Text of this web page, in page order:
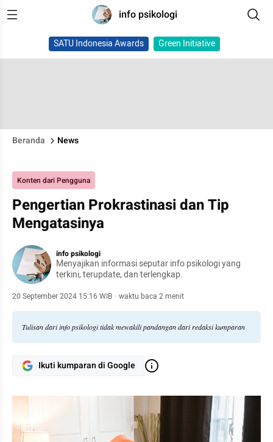
info psikologi
SATU Indonesia Awards Green Initiative
Beranda News
Konten dari Pengguna
Pengertian Prokrastinasi dan Tip
Mengatasinya
info psikologi
Menyajikan informasi seputar info psikologi yang
terkini, terupdate, dan terlengkap.
20 September 2024 15:16 WIB · waktu baca 2 menit
Tulisan dari info psikologi tidak mewakili pandangan dari redaksi kumparan
Ikuti kumparan di Google